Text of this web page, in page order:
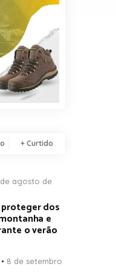
+ Curtido
agosto de
dos
e
o verão
8 de setembro